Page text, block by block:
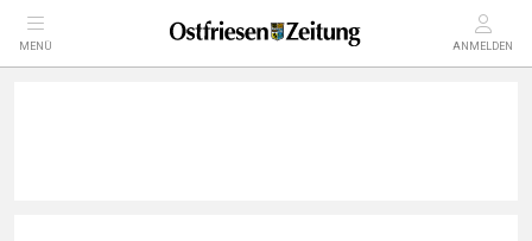
MENÜ ANMELDEN